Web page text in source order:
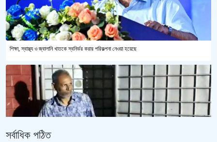
শিক্ষা, স্বাস্থ্য ও জ্বালানি খাতকে স্বনির্ভর করার পরিকল্পনা নেওয়া হয়েছে
সর্বাধিক পঠিত